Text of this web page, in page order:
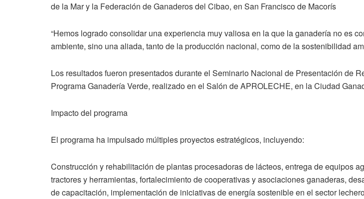
de la Mar y la Federación de Ganaderos del Cibao, en San Francisco de Macorís
“Hemos logrado consolidar una experiencia muy valiosa en la que la ganadería no es
ambiente, sino una aliada, tanto de la producción nacional, como de la sostenibilidad
Los resultados fueron presentados durante el Seminario Nacional de Presentación de
Programa Ganadería Verde, realizado en el Salón de APROLECHE, en la Ciudad
Impacto del programa
El programa ha impulsado múltiples proyectos estratégicos, incluyendo:
Construcción y rehabilitación de plantas procesadoras de lácteos, entrega de equipos
tractores y herramientas, fortalecimiento de cooperativas y asociaciones ganaderas,
de capacitación, implementación de iniciativas de energía sostenible en el sector